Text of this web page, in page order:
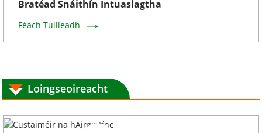
Bratéad Snáithín Intuaslagtha
Féach Tuilleadh
Loingseoireacht